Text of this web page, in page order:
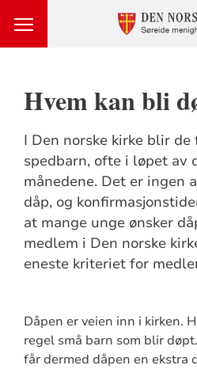
Hvem kan bli
I Den norske kirke blir
spedbarn, ofte i løpet av
månedene. Det er ingen
dåp, og
at mange unge ønsker
medlem i Den norske
eneste kriteriet for
Dåpen er veien inn i kirken.
regel små barn som blir
får dermed dåpen en ekstra